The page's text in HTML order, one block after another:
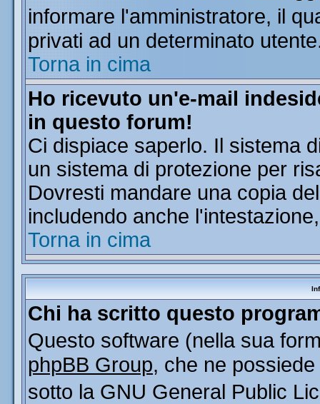
informare l'amministratore, il
privati ad un determinato
Torna in cima
Ho ricevuto un'e-mail
in questo forum!
Ci dispiace saperlo. Il sistema
un sistema di protezione per
Dovresti mandare una copia
includendo anche
Torna in cima
Chi ha scritto questo
Questo software (nella sua
phpBB Group, che ne
sotto la GNU General Public